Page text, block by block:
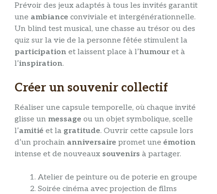
Prévoir des jeux adaptés à tous les invités garantit
une ambiance conviviale et intergénérationnelle.
Un blind test musical, une chasse au trésor ou des
quiz sur la vie de la personne fêtée stimulent la
participation et laissent place à l’humouret à
l’inspiration.
Créer un souvenir collectif
Réaliser une capsule temporelle, où chaque invité
glisse un message ou un objet symbolique, scelle
l’amitié et la gratitude. Ouvrir cette capsule lors
d’un prochain anniversaire promet une émotion
intense et de nouveaux souvenirs à partager.
Atelier de peinture ou de poterie en groupe
Soirée cinéma avec projection de films